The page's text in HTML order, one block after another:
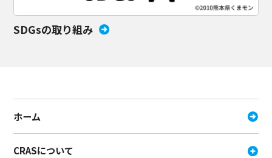
SDGsの取り組み
ホーム
CRASについて